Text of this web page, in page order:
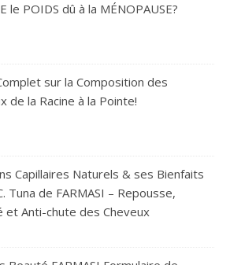
le POIDS dû à la MÉNOPAUSE?
sur la Composition des
de la Racine à la Pointe!
Capillaires Naturels & ses Bienfaits
Tuna de FARMASI – Repousse,
et Anti-chute des Cheveux